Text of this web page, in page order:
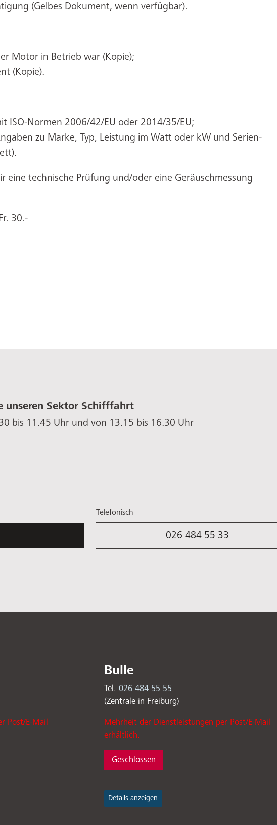
(Gelbes Dokument, wenn verfügbar).
Motor in Betrieb war (Kopie);
(Kopie).
ISO-Normen 2006/42/EU oder 2014/35/EU;
zu Marke, Typ, Leistung im Watt oder kW und Serien-
eine technische Prüfung und/oder eine Geräuschmessung
30.-
unseren Sektor Schifffahrt
bis 11.45 Uhr und von 13.15 bis 16.30 Uhr
Telefonisch
026 484 55 33
Post/E-Mail
Bulle
Tel. 026 484 55 55
(Zentrale in Freiburg)
Mehrheit der Dienstleistungen per Post/E-Mail
erhältlich.
Geschlossen
Details anzeigen